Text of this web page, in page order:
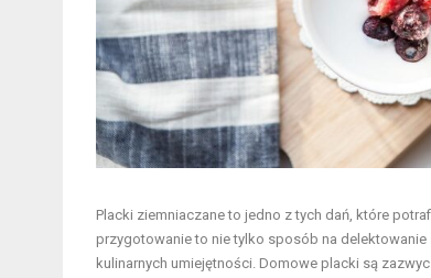
Placki ziemniaczane to jedno z tych dań, które
przygotowanie to nie tylko sposób na
kulinarnych umiejętności. Domowe placki są